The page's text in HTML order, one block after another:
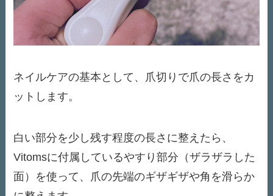
ネイルケアの基本として、爪切りで爪の長さをカ
ットします。
白い部分を少し残す程度の長さに整えたら、
Vitomsに付属しているやすり部分（ザラザラした
面）を使って、爪の先端のギザギザや角を滑らか